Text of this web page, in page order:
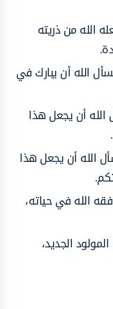
الله منذريته
الله أنيباركفي
الله أنيجعلهذا
اللهأن يجعل هذا
اللهفيحياته،
المولودالجديد،